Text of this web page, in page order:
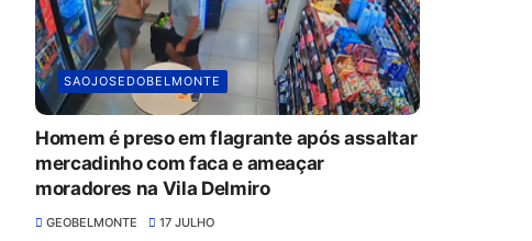
SAOJOSEDOBELMONTE
Homem é preso em flagrante após assaltar
mercadinho com faca e ameaçar
moradores na Vila Delmiro
GEOBELMONTE 17 JULHO